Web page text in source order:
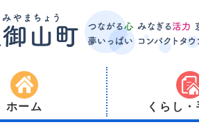
ホーム くらし・